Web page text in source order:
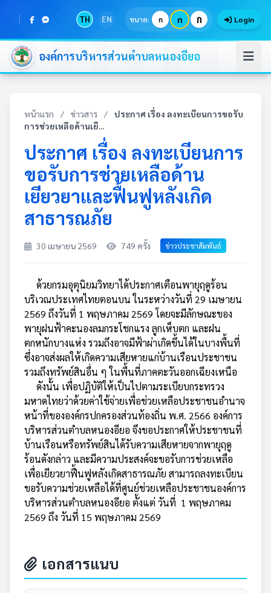
TH EN ขนาด: ก ก ก Login
องค์การบริหารส่วนตำบลหนองอียอ
หน้าแรก / ข่าวสาร /
ประกาศ เรื่อง ลงทะเบียนการขอรับ
การช่วยเหลือด้านเยี...
ประกาศ เรื่อง ลงทะเบียนการ
ขอรับการช่วยเหลือด้าน
เยียวยาและฟื้นฟูหลังเกิด
สาธารณภัย
30 เมษายน 2569 749 ครั้ง ข่าวประชาสัมพันธ์
ด้วยกรมอุตุนิยมวิทยาได้ประกาศเตือนพายุฤดูร้อน
บริเวณประเทศไทยตอนบน ในระหว่างวันที่ 29 เมษายน
2569 ถึงวันที่ 1 พฤษภาคม 2569 โดยจะมีลักษณะของ
พายุฝนฟ้าคะนองลมกระโชกแรง ลูกเห็บตก และฝน
ตกหนักบางแห่ง รวมถึงอาจมีฟ้าผ่าเกิดขึ้นได้ในบางพื้นที่
ซึ่งอาจส่งผลให้เกิดความเสียหายแก่บ้านเรือนประชาชน
รวมถึงทรัพย์สินอื่น ๆ ในพื้นที่ภาคตะวันออกเฉียงเหนือ
ดังนั้น เพื่อปฏิบัติให้เป็นไปตามระเบียบกระทรวง
มหาดไทยว่าด้วยค่าใช้จ่ายเพื่อช่วยเหลือประชาชนอำนาจ
หน้าที่ขององค์กรปกครองส่วนท้องถิ่น พ.ศ. 2566 องค์การ
บริหารส่วนตำบลหนองอียอ จึงขอประกาศให้ประชาชนที่
บ้านเรือนหรือทรัพย์สินได้รับความเสียหายจากพายุฤดู
ร้อนดังกล่าว และมีความประสงค์จะขอรับการช่วยเหลือ
เพื่อเยียวยาฟื้นฟูหลังเกิดสาธารณภัย สามารถลงทะเบียน
ขอรับความช่วยเหลือได้ที่ศูนย์ช่วยเหลือประชาชนองค์การ
บริหารส่วนตำบลหนองอียอ ตั้งแต่ วันที่ 1 พฤษภาคม
2569 ถึง วันที่ 15 พฤษภาคม 2569
เอกสารแนบ